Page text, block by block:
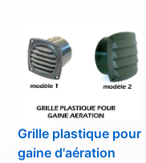
Grille plastique pour
gaine d'aération